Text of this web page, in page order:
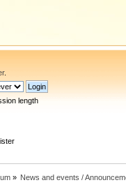
.
length
» News and events /